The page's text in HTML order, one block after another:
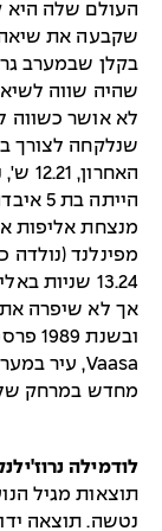
לא אושר כשווה
שנלקחה לצורך
13.24
אך לא שיפרה את
מחדש במרחק של כ-7 ק"מ מהאתר המקורי
לודמילה